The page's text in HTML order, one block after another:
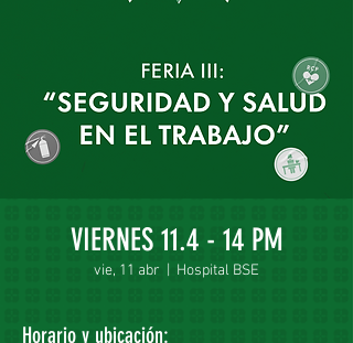
VIERNES 11.4 - 14 PM
vie, 11 abr Hospital BSE
Horario y ubicación: